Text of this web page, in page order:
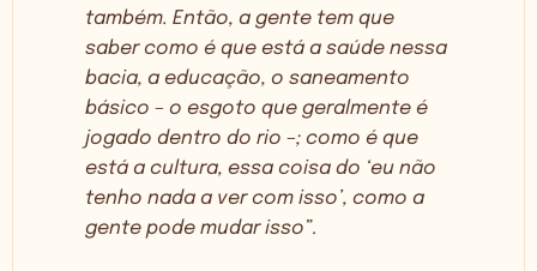
também. Então, a gente tem que
saber como é que está a saúde nessa
bacia, a educação, o saneamento
básico – o esgoto que geralmente é
jogado dentro do rio –; como é que
está a cultura, essa coisa do ‘eu não
tenho nada a ver com isso’, como a
gente pode mudar isso”.